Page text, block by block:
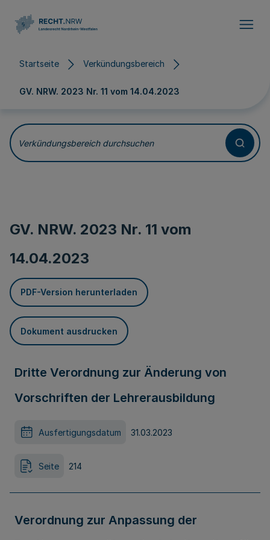
Startseite Verkündungsbereich
GV. NRW. 2023 Nr. 11 vom 14.04.2023
Verkündungsbereich durchsuchen
GV. NRW. 2023 Nr. 11 vom
14.04.2023
PDF-Version herunterladen
Dokument ausdrucken
Dritte Verordnung zur Änderung von
Vorschriften der Lehrerausbildung
Ausfertigungsdatum 31.03.2023
Seite 214
Verordnung zur Anpassung der